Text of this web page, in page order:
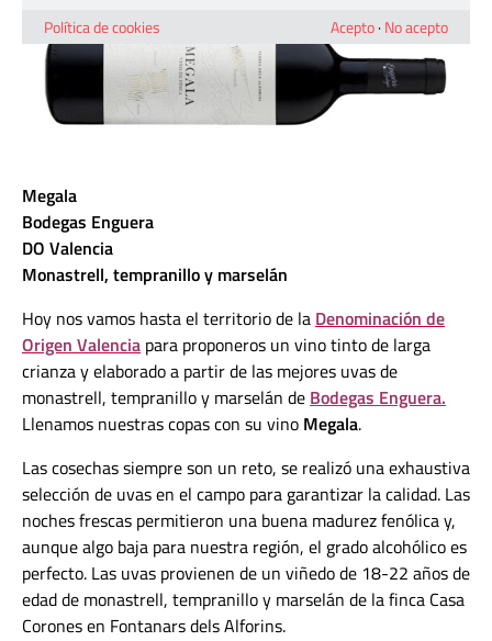
Megala
Bodegas Enguera
DO Valencia
Monastrell, tempranillo y marselán
Hoy nos vamos hasta el territorio de la Denominación de
Origen Valencia para proponeros un vino tinto de larga
crianza y elaborado a partir de las mejores uvas de
monastrell, tempranillo y marselán de Bodegas Enguera.
Llenamos nuestras copas con su vino Megala.
Las cosechas siempre son un reto, se realizó una exhaustiva
selección de uvas en el campo para garantizar la calidad. Las
noches frescas permitieron una buena madurez fenólica y,
aunque algo baja para nuestra región, el grado alcohólico es
perfecto. Las uvas provienen de un viñedo de 18-22 años de
edad de monastrell, tempranillo y marselán de la finca Casa
Corones en Fontanars dels Alforins.
Política de cookies
Acepto· No acepto